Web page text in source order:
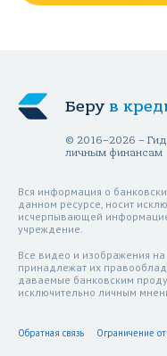
Беру в
© 2016–2026 –
личным финансам
Вся информация о
данном ресурсе, носит
исчерпывающей
учреждение.
Все видео и изображения на
принадлежат их
даваемые банковским
исключительно личным
Обратная связь Ограничение